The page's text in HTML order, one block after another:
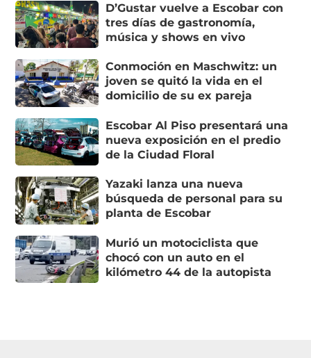
D’Gustar vuelve a Escobar con
tres días de gastronomía,
música y shows en vivo
Conmoción en Maschwitz: un
joven se quitó la vida en el
domicilio de su ex pareja
Escobar Al Piso presentará una
nueva exposición en el predio
de la Ciudad Floral
Yazaki lanza una nueva
búsqueda de personal para su
planta de Escobar
Murió un motociclista que
chocó con un auto en el
kilómetro 44 de la autopista